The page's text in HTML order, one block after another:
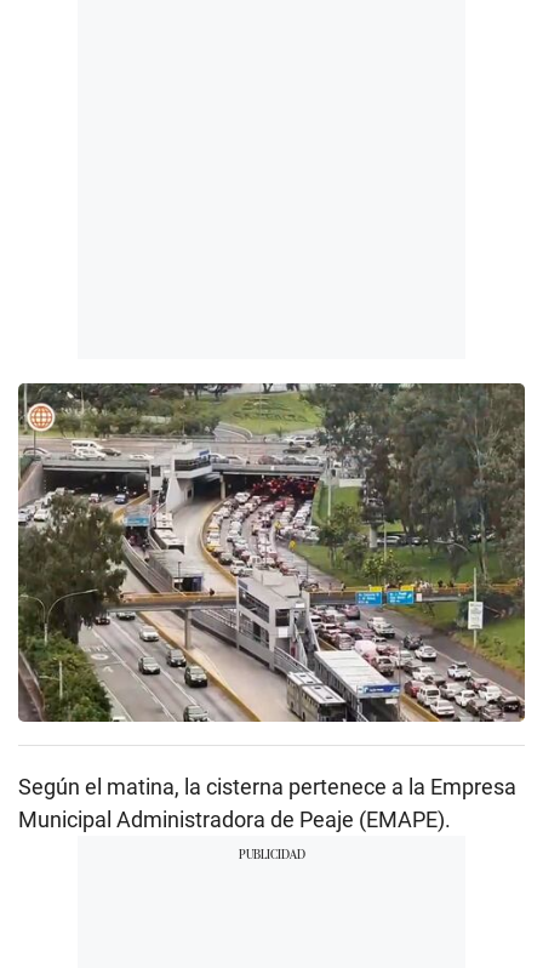
Según el matina, la cisterna pertenece a la Empresa
Municipal Administradora de Peaje (EMAPE).